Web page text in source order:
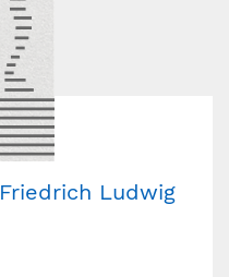
Friedrich Ludwig